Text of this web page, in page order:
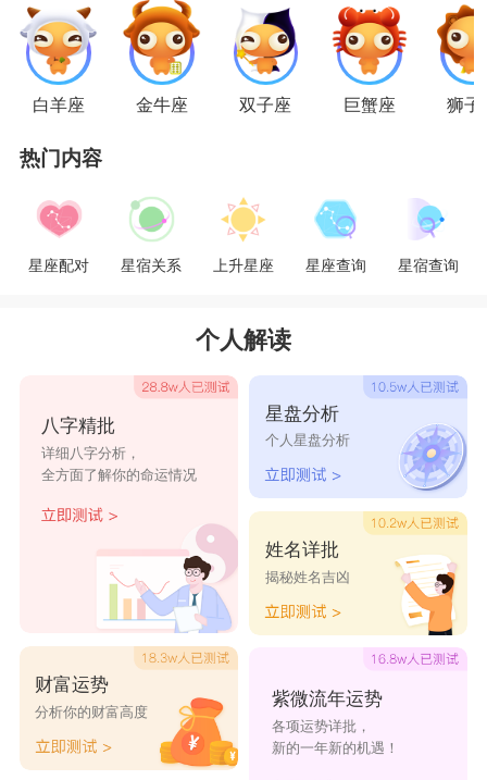
有怀疑对方的理由了。
水瓶座的男生面对爱情时，是充满好奇的。这
才表现出好奇，可是往往让人尴尬的是，水瓶座男
生不管对谁都是一样的好奇。水瓶座男生一般比较
容易被智慧型的女生吸引，而不是只有一张美丽的
面孔，而无其他东西的女子。水瓶们喜欢有立场的
烈拥护的女人。水瓶男生关于一段感情的萌生一定
是从朋友关系开始的，而且就算是结了婚，他们也
会一直和对方保持朋友关系。在他们心中，朋友是
很重要的，他们对朋友永远比对情人好。
水瓶男和天蝎女在一起后，水瓶男会受不了天
蝎女的极端，情绪高低起伏，以及将他束缚着作为
自己独有的态度，占有欲太强使得水瓶座没有幸福
感。天蝎女会觉得水瓶男整天脑子里装着不切实际
的空想，并且无法忍受水瓶男的博爱，水瓶男虽然
博爱也爱交朋友，但是在关键时刻会把握好度，这
让喜欢谋而后动的天蝎女觉得水瓶男有花心之嫌。
白羊座 金牛座 双子座 巨蟹座 狮子
热门内容
星座配对 星宿关系 上升星座 星座查询 星宿查询
个人解读
八字精批
详细八字分析，
全方面了解你的命运情况
财富运势
分析你的财富高度
星盘分析
个人星盘分析
姓名详批
揭秘姓名吉凶
紫微流年运势
各项运势详批，
新的一年新的机遇！